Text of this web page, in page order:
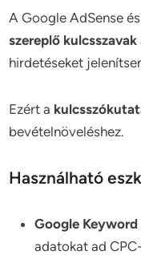
A Google AdSense
szereplő kulcsszavak
hirdetéseket
Ezért a
bevételnöveléshez.
Használható
Google Keyword
adatokat ad